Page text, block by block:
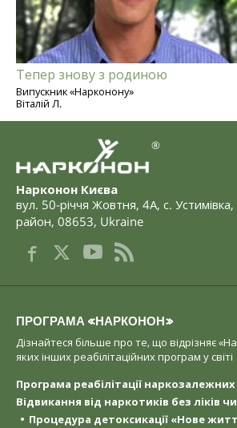
Тепер знову з родиною
Випускник «Нарконону»
Віталій Л.
®
Нарконон Києва
вул. 50-річчя Жовтня, 4А, с.
район, 08653, Ukraine
ПРОГРАМА «НАРКОНОН»
Дізнайтеся більше про те, що відрізняє
яких інших реабілітаційних програм у світі
Програма реабілітації
Відвикання від наркотиків без ліків
Процедура детоксикації «Нове